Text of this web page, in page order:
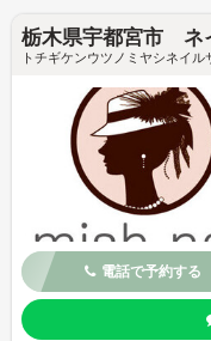
栃木県宇都宮市 ネ
トチギケンウツノミヤシネイ
電話で予約する